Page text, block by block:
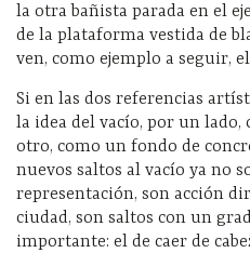
la otra bañista parada en el
de la plataforma vestida de
ven, como ejemplo a seguir,
Si en las dos referencias
la idea del vacío, por un lado,
otro, como un fondo de
nuevos saltos al vacío ya no
representación, son acción
ciudad, son saltos con un
importante: el de caer de